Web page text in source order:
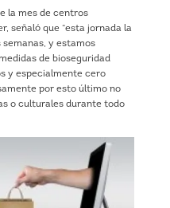
la mes de centros
señaló que “esta jornada la
semanas, y estamos
de bioseguridad
y especialmente cero
por esto último no
o culturales durante todo